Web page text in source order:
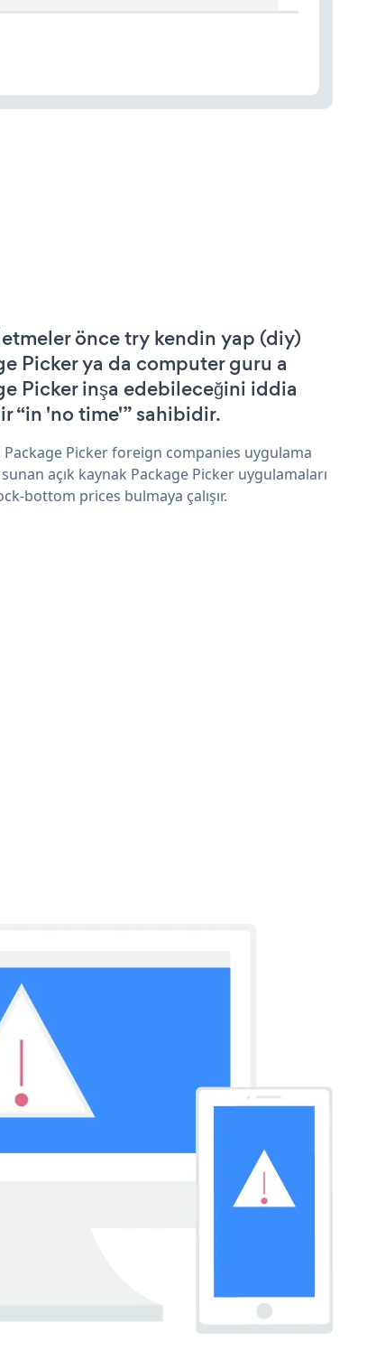
önce try kendin yap (diy)
Picker ya da computer guru a
Picker inşa edebileceğini iddia
“in 'no time'” sahibidir.
Picker foreign companies uygulama
açık kaynak Package Picker uygulamaları
bottom prices bulmaya çalışır.